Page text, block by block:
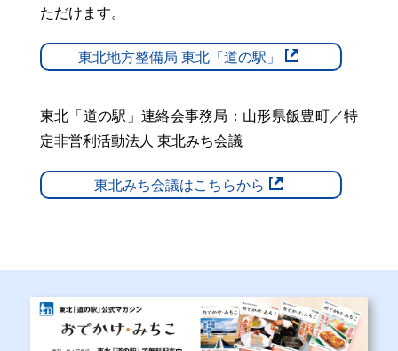
ただけます。
東北地方整備局 東北「道の駅」
東北「道の駅」連絡会事務局：山形県飯豊町／特
定非営利活動法人 東北みち会議
東北みち会議はこちらから